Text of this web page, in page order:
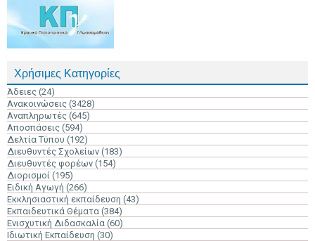
Χρήσιμες Κατηγορίες
Άδειες (24)
Ανακοινώσεις (3428)
Αναπληρωτές (645)
Αποσπάσεις (594)
Δελτία Τύπου (192)
Διευθυντές Σχολείων (183)
Διευθυντές φορέων (154)
Διορισμοί (195)
Ειδική Αγωγή (266)
Εκκλησιαστική εκπαίδευση (43)
Εκπαιδευτικά Θέματα (384)
Ενισχυτική Διδασκαλία (60)
Ιδιωτική Εκπαίδευση (30)